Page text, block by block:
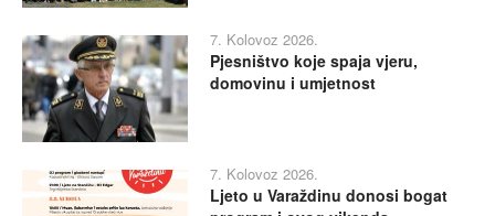
7. Kolovoz 2026.
Pjesništvo koje spaja vjeru,
domovinu i umjetnost
7. Kolovoz 2026.
Ljeto u Varaždinu donosi bogat